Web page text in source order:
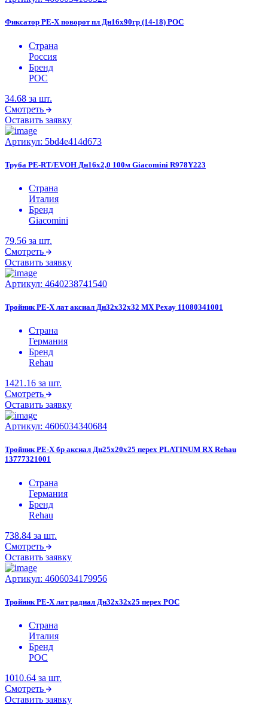
Фиксатор PE-X поворот пл Дн16х90гр (14-18) РОС
Страна
Россия
Бренд
РОС
34.68 за шт.
Смотреть
Оставить заявку
Артикул: 5bd4e414d673
Труба PE-RT/EVOH Дн16х2,0 100м Giacomini R978Y223
Страна
Италия
Бренд
Giacomini
79.56 за шт.
Смотреть
Оставить заявку
Артикул: 4640238741540
Тройник PE-X лат аксиал Дн32х32х32 MX Рехау 11080341001
Страна
Германия
Бренд
Rehau
1421.16 за шт.
Смотреть
Оставить заявку
Артикул: 4606034340684
Тройник PE-X бр аксиал Дн25х20х25 перех PLATINUM RX Rehau
13777321001
Страна
Германия
Бренд
Rehau
738.84 за шт.
Смотреть
Оставить заявку
Артикул: 4606034179956
Тройник PE-X лат радиал Дн32х32х25 перех РОС
Страна
Италия
Бренд
РОС
1010.64 за шт.
Смотреть
Оставить заявку